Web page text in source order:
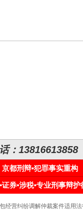
：13816613858
京都刑辩•犯罪事实重构
证券•涉税•专业刑事辩护
经营纠纷调解仲裁案件适用